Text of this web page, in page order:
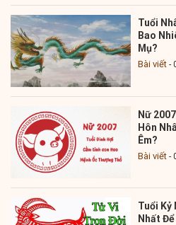
Tuổi
Bao
Mụ?
Bài viết
Nữ
Hôn
Êm?
Bài viết
Tuổi Kỷ
Nhất